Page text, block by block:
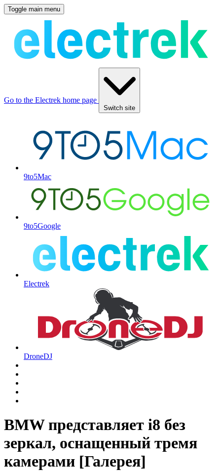
Toggle main menu
Go to the Electrek home page
Switch site
9to5Mac
9to5Google
Electrek
DroneDJ
BMW представляет i8 без
зеркал, оснащенный тремя
камерами [Галерея]